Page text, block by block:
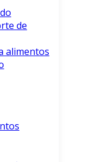
de
alimentos